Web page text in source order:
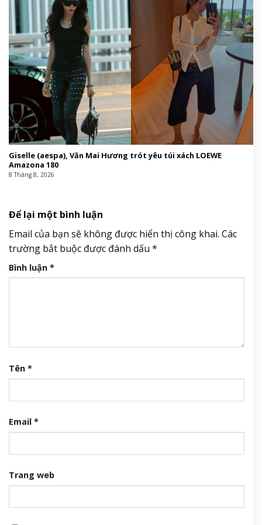
Giselle (aespa), Văn Mai Hương trót yêu túi xách LOEWE
Amazona 180
8 Tháng 8, 2026
Để lại một bình luận
Email của bạn sẽ không được hiển thị công khai. Các
trường bắt buộc được đánh dấu *
Bình luận *
Tên *
Email *
Trang web